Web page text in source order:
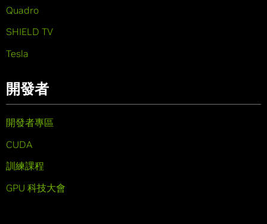
Quadro
SHIELD TV
Tesla
開發者
開發者專區
CUDA
訓練課程
GPU 科技大會